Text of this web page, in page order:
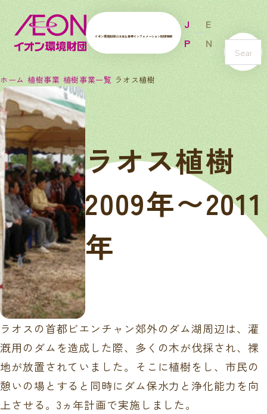
イオン環境財団とは主な事業インフォメーション財団情報
J
P
E
N
s
e
a
r
c
h
ホーム 植樹事業 植樹事業一覧 ラオス植樹
ラオス植樹
2009年〜2011
年
ラオスの首都ビエンチャン郊外のダム湖周辺は、灌
漑用のダムを造成した際、多くの木が伐採され、裸
地が放置されていました。そこに植樹をし、市民の
憩いの場とすると同時にダム保水力と浄化能力を向
上させる。3ヵ年計画で実施しました。